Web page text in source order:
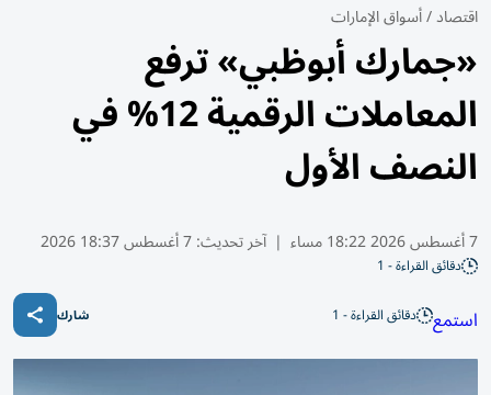
اقتصاد/أسواق الإمارات
«جمارك أبوظبي» ترفع
المعاملات الرقمية 12% في
النصف الأول
7 أغسطس 2026 18:22 مساء | آخر تحديث:7 أغسطس 18:37 2026
دقائق القراءة - 1
استمع دقائق القراءة - 1 شارك